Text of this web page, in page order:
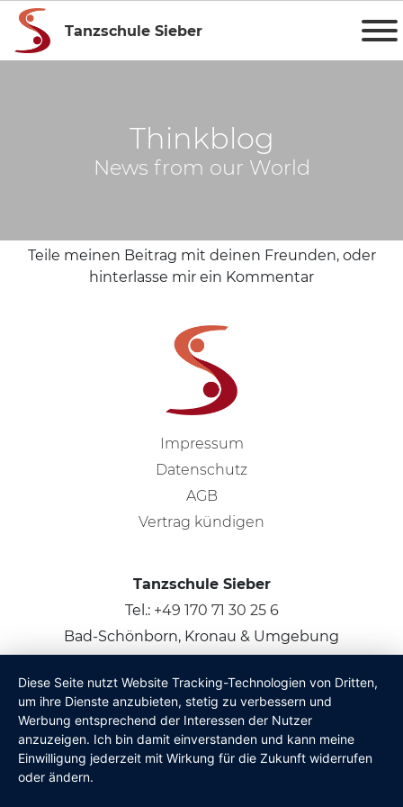
Tanzschule Sieber
Thinkblog
News from our World
Teile meinen Beitrag mit deinen Freunden, oder
hinterlasse mir ein Kommentar
Impressum
Datenschutz
AGB
Vertrag kündigen
Tanzschule Sieber
Tel.: +49 170 71 30 25 6
Bad-Schönborn, Kronau & Umgebung
© 2026 Claus Sieber
Diese Seite nutzt Website Tracking-Technologien von Dritten,
um ihre Dienste anzubieten, stetig zu verbessern und
Werbung entsprechend der Interessen der Nutzer
anzuzeigen. Ich bin damit einverstanden und kann meine
Einwilligung jederzeit mit Wirkung für die Zukunft widerrufen
oder ändern.